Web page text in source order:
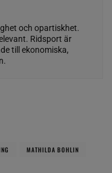
och opartiskhet.
Ridsport är
till ekonomiska,
MATHILDA BOHLIN